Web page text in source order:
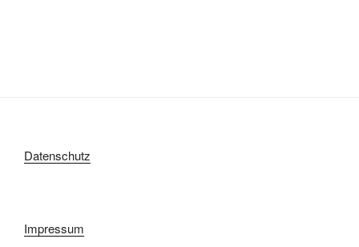
Datenschutz
Impressum